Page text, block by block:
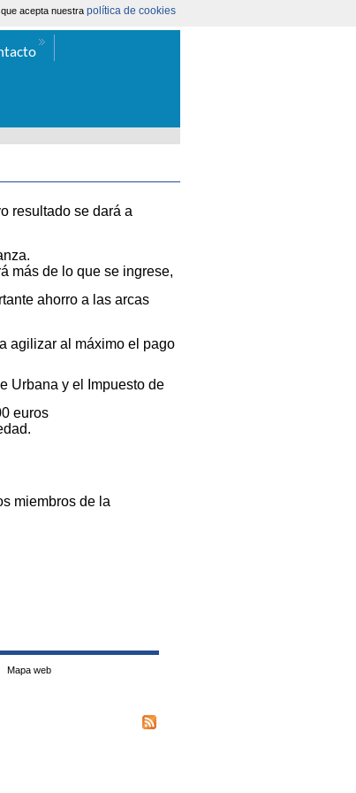
acepta nuestra política de cookies
resultado se dará a
más de lo que se ingrese,
ahorro a las arcas
agilizar al máximo el pago
Urbana y el Impuesto de
euros
miembros de la
|Contacta
Área Extranet
Mapa web